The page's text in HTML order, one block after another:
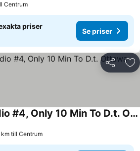
Centrum
priser
Se priser
Dela
Cozy Sweet Studio #4, Only 10 Min To D.t. Ottawa
km till Centrum